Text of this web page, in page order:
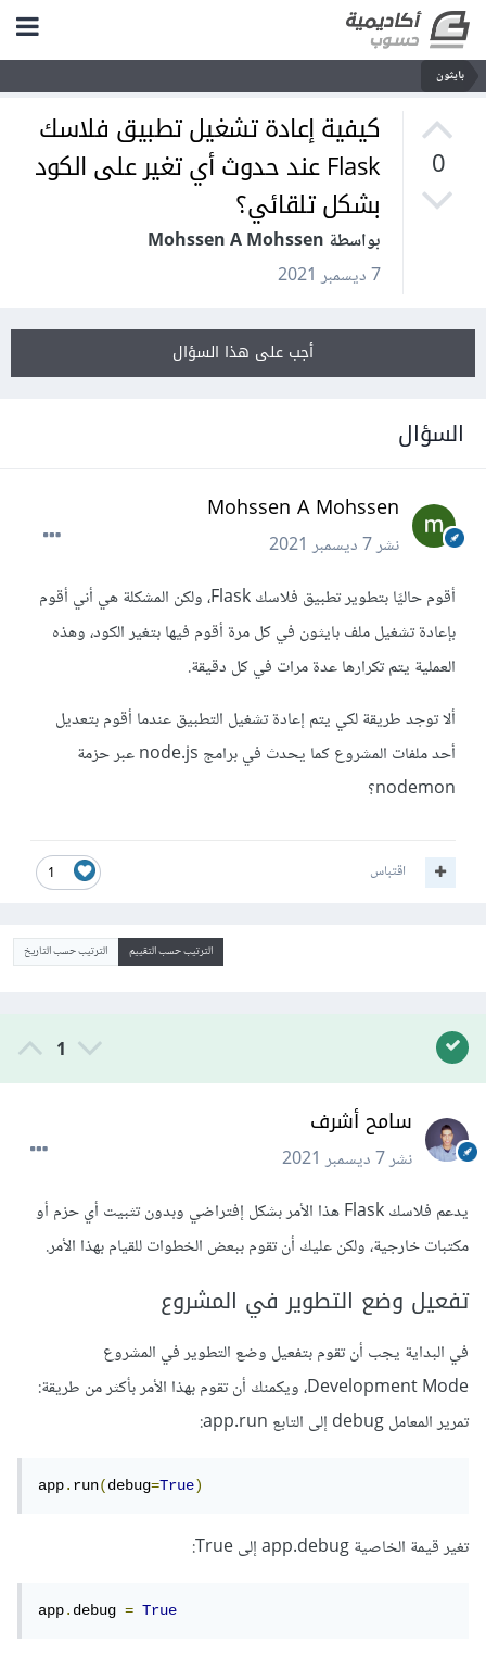
بايثون
0
كيفية إعادة تشغيل تطبيق فلاسك
Flask عند حدوث أي تغير على الكود
بشكل تلقائي؟
بواسطة Mohssen A Mohssen
7 ديسمبر 2021
أجب على هذا السؤال
السؤال
Mohssen A Mohssen
نشر7 ديسمبر 2021
أقوم حاليًا بتطوير تطبيق فلاسك Flask، ولكن المشكلة هي أني أقوم
بإعادة تشغيل ملف بايثون في كل مرة أقوم فيها بتغير الكود، وهذه
العملية يتم تكرارها عدة مرات في كل دقيقة.
ألا توجد طريقة لكي يتم إعادة تشغيل التطبيق عندما أقوم بتعديل
أحد ملفات المشروع كما يحدث في برامج node.js عبر حزمة
nodemon؟
1 اقتباس
الترتيب حسب التقييم الترتيب حسب التاريخ
1
سامح أشرف
نشر7 ديسمبر 2021
يدعم فلاسك Flask هذا الأمر بشكل إفتراضي وبدون تثبيت أي حزم أو
مكتبات خارجية، ولكن عليك أن تقوم ببعض الخطوات للقيام بهذا الأمر.
تفعيل وضع التطوير في المشروع
في البداية يجب أن تقوم بتفعيل وضع التطوير في المشروع
Development Mode، ويكمنك أن تقوم بهذا الأمر بأكثر من طريقة:
تمرير المعامل debug إلى التابع app.run:
app.run(debug=True)
تغير قيمة الخاصية app.debug إلى True:
app.debug = True